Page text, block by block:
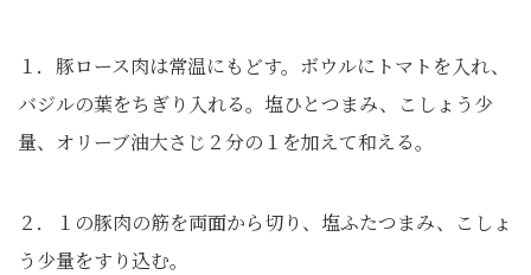
１．豚ロース肉は常温にもどす。ボウルにトマトを入れ、
バジルの葉をちぎり入れる。塩ひとつまみ、こしょう少
量、オリーブ油大さじ２分の１を加えて和える。
２．１の豚肉の筋を両面から切り、塩ふたつまみ、こしょ
う少量をすり込む。